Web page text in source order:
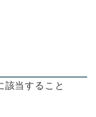
該当すること